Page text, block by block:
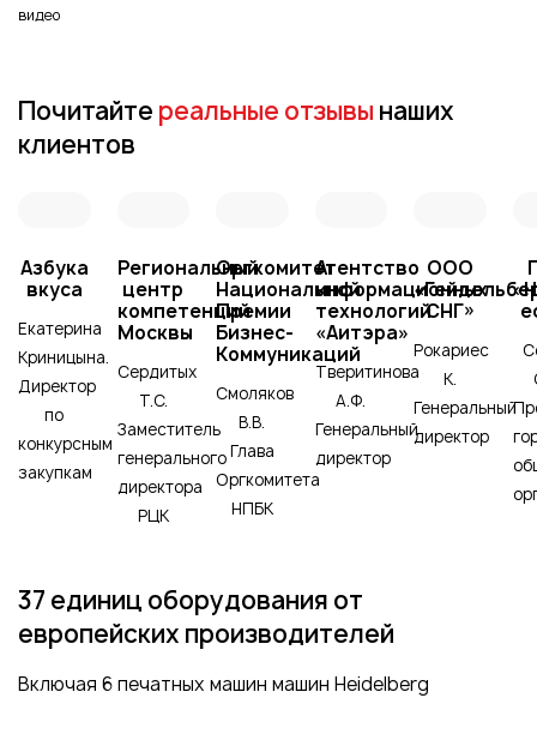
видео
Почитайте реальные отзывы наших
клиентов
Азбука
вкуса
Екатерина
Криницына.
Директор
по
конкурсным
закупкам
Региональный
центр
компетенций
Москвы
Сердитых
Т.С.
Заместитель
генерального
директора
РЦК
Оргкомитет
Национальной
Премии
Бизнес-
Коммуникаций
Смоляков
В.В.
Глава
Оргкомитета
НПБК
Агентство
информационных
технологий
«Аитэра»
Тверитинова
А.Ф.
Генеральный
директор
ООО
СНГ»
Рокариес
К.
Генеральный
директор
37 единиц оборудования от
европейских производителей
Включая 6 печатных машин машин Heidelberg